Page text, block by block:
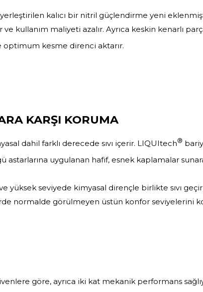
kalıcı bir nitril güçlendirme yeni
ve kullanım maliyeti azalır. Ayrıca keskin kenarlı
optimum kesme direnci aktarır.
KARŞI KORUMA
dahil farklı derecede sıvı içerir. LIQUItech®
astarlarına uygulanan hafif, esnek kaplamalar
yüksek seviyede kimyasal dirençle birlikte sıvı
normalde görülmeyen üstün konfor seviyelerini
göre, ayrıca iki kat mekanik performans